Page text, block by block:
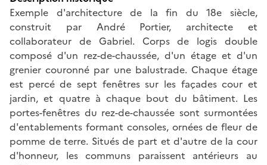
Exemple d'architecture de la fin du 18e siècle,
construit par André Portier, architecte et
collaborateur de Gabriel. Corps de logis double
composé d'un rez-de-chaussée, d'un étage et d'un
grenier couronné par une balustrade. Chaque étage
est percé de sept fenêtres sur les façades cour et
jardin, et quatre à chaque bout du bâtiment. Les
portes-fenêtres du rez-de-chaussée sont surmontées
d'entablements formant consoles, ornées de fleur de
pomme de terre. Situés de part et d'autre de la cour
d'honneur, les communs paraissent antérieurs au